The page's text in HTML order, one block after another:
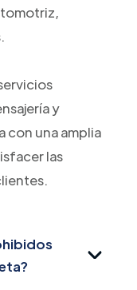
y
con una amplia
las